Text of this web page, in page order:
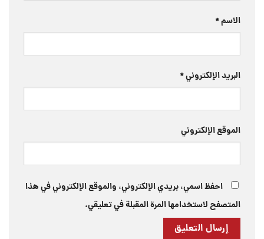
الاسم*
البريد الإلكتروني*
الموقع الإلكتروني
احفظ اسمي، بريدي الإلكتروني، والموقع الإلكتروني في هذا
المتصفح لاستخدامها المرة المقبلة في تعليقي.